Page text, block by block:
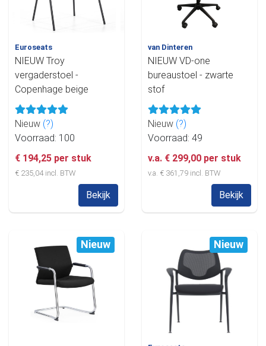
Euroseats
NIEUW Troy
vergaderstoel -
Copenhage beige
Nieuw (?)
Voorraad: 100
€ 194,25 per stuk
€ 235,04 incl. BTW
Bekijk
van Dinteren
NIEUW VD-one
bureaustoel - zwarte
stof
Nieuw (?)
Voorraad: 49
v.a. € 299,00 per stuk
v.a. € 361,79 incl. BTW
Bekijk
Nieuw Nieuw